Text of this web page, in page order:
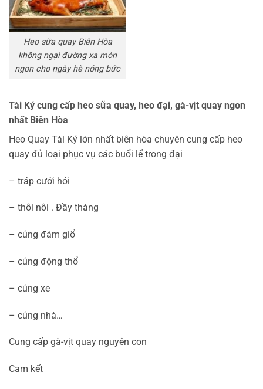
Heo sữa quay Biên Hòa
không ngại đường xa món
ngon cho ngày hè nóng bức
Tài Ký cung cấp heo sữa quay, heo đại, gà-vịt quay ngon
nhất Biên Hòa
Heo Quay Tài Ký lớn nhất biên hòa chuyên cung cấp heo
quay đủ loại phục vụ các buổi lể trong đại
– tráp cưới hỏi
– thôi nôi . Đầy tháng
– cúng đám giổ
– cúng động thổ
– cúng xe
– cúng nhà…
Cung cấp gà-vịt quay nguyên con
Cam kết